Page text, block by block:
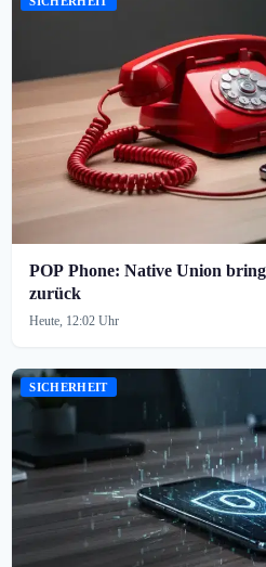
POP Phone: Native Union
zurück
Heute, 12:02 Uhr
SICHERHEIT